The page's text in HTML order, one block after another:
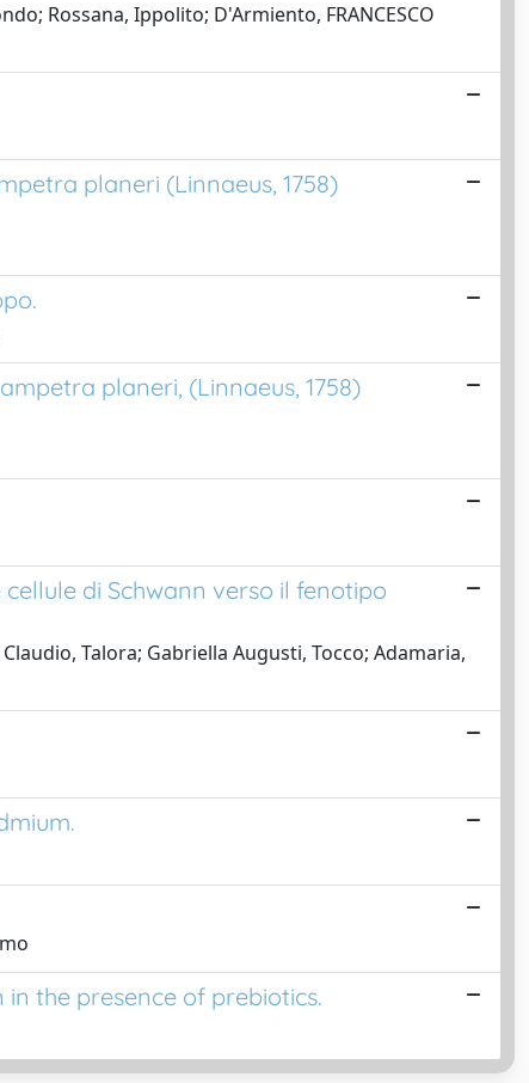
Rossana, Ippolito; D'Armiento, FRANCESCO
planeri (Linnaeus, 1758)
planeri, (Linnaeus, 1758)
di Schwann verso il fenotipo
Talora; Gabriella Augusti, Tocco; Adamaria,
the presence of prebiotics.